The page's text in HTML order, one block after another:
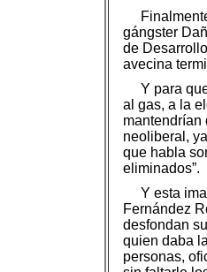
gángster
de
avecina
Y para
al gas, a la
mantendrían
neoliberal,
que habla
eliminados”.
Y esta
Fernández
desfondan
quien daba
personas,